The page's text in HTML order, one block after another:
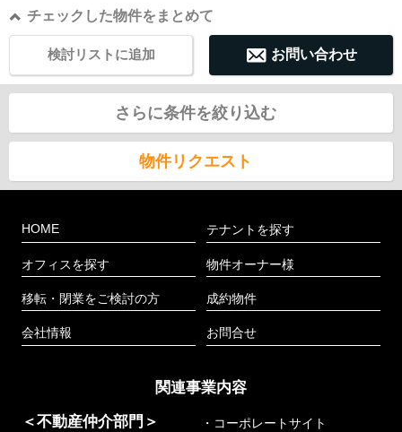
チェックした物件をまとめて
お問い合わせ
検討リストに追加
さらに条件を絞り込む
物件リクエスト
HOME
オフィスを探す
移転・閉業をご検討の方
会社情報
テナントを探す
物件オーナー様
成約物件
お問合せ
関連事業内容
＜不動産仲介部門＞
・コーポレートサイト